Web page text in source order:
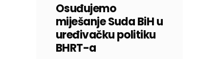
Osuđujemo
miješanje Suda BiH u
uređivačku politiku
BHRT-a